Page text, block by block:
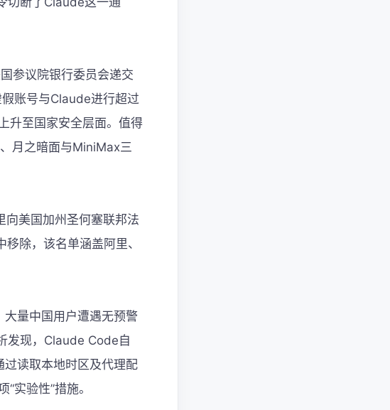
参议院银行委员会递交
账号与Claude进行超过
升至国家安全层面。值得
月之暗面与MiniMax三
美国加州圣何塞联邦法
除，该名单涵盖阿里、
量中国用户遭遇无预警
发现，Claude Code自
读取本地时区及代理配
实验性”措施。